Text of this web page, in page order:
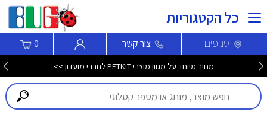
כל הקטגוריות
סניפים צור קשר 0
מחיר מיוחד על מגוון מוצרי PETKIT לחברי מועדון >>